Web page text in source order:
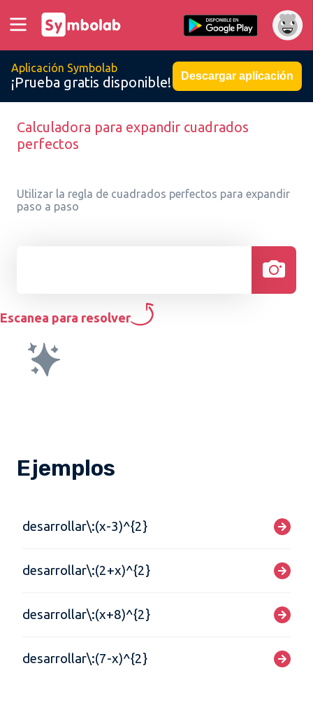
Aplicación Symbolab
¡Prueba gratis disponible! Descargar aplicación
Calculadora para expandir cuadrados
perfectos
Utilizar la regla de cuadrados perfectos para expandir
paso a paso
Escanea para resolver
Ejemplos
desarrollar\:(x-3)^{2}
desarrollar\:(2+x)^{2}
desarrollar\:(x+8)^{2}
desarrollar\:(7-x)^{2}